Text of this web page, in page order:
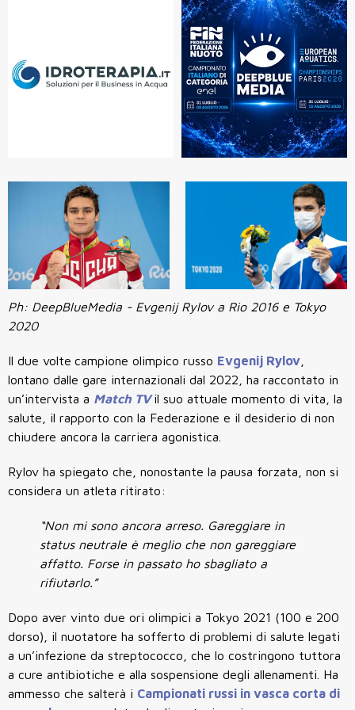
Ph: DeepBlueMedia - Evgenij Rylov a Rio 2016 e Tokyo
2020
Il due volte campione olimpico russo Evgenij Rylov
lontano dalle gare internazionali dal 2022, ha raccontato in
un’intervista a Match TV il suo attuale momento di vita, la
salute, il rapporto con la Federazione e il desiderio di non
chiudere ancora la carriera agonistica.
Rylov ha spiegato che, nonostante la pausa forzata, non si
considera un atleta ritirato:
“Non mi sono ancora arreso. Gareggiare in
status neutrale è meglio che non gareggiare
affatto. Forse in passato ho sbagliato a
rifiutarlo.”
Dopo aver vinto due ori olimpici a Tokyo 2021 (100 e 200
dorso), il nuotatore ha sofferto di problemi di salute legati
a un’infezione da streptococco, che lo costringono tuttora
a cure antibiotiche e alla sospensione degli allenamenti. Ha
ammesso che salterà i Campionati russi in vasca corta di